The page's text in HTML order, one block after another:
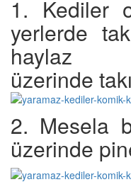
1. Kediler
yerlerde
haylaz
üzerinde
2. Mesela
üzerinde